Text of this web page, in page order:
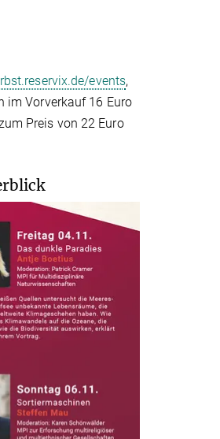
events,
im Vorverkauf 16 Euro
Preis von 22 Euro